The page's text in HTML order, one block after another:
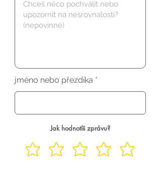
jméno nebo přezdíka
Jak hodnotíš zprávu?